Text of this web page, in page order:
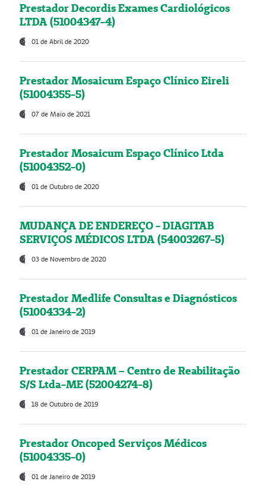
Prestador Decordis Exames Cardiológicos
LTDA (51004347-4)
01 de Abril de 2020
Prestador Mosaicum Espaço Clínico Eireli
(51004355-5)
07 de Maio de 2021
Prestador Mosaicum Espaço Clínico Ltda
(51004352-0)
01 de Outubro de 2020
MUDANÇA DE ENDEREÇO - DIAGITAB
SERVIÇOS MÉDICOS LTDA (54003267-5)
03 de Novembro de 2020
Prestador Medlife Consultas e Diagnósticos
(51004334-2)
01 de Janeiro de 2019
Prestador CERPAM – Centro de Reabilitação
S/S Ltda-ME (52004274-8)
18 de Outubro de 2019
Prestador Oncoped Serviços Médicos
(51004335-0)
01 de Janeiro de 2019